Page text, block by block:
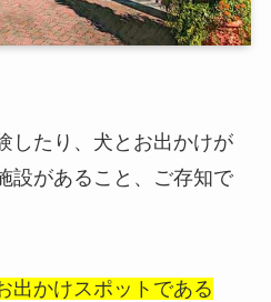
したり、犬とお出かけが
設があること、ご存知で
出かけスポットである